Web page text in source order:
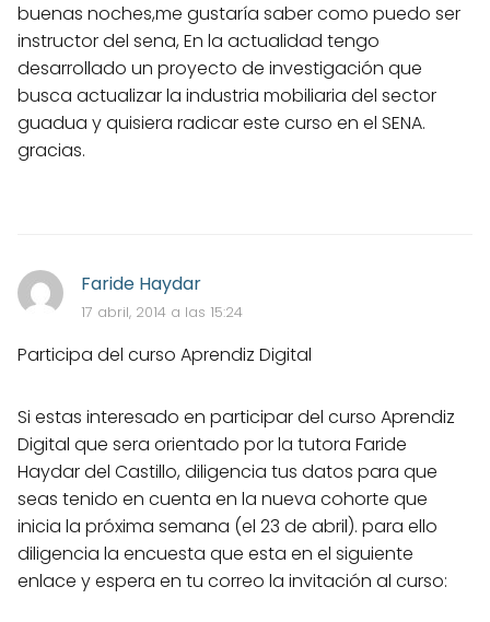
buenas noches,me gustaría saber como puedo ser
instructor del sena, En la actualidad tengo
desarrollado un proyecto de investigación que
busca actualizar la industria mobiliaria del sector
guadua y quisiera radicar este curso en el SENA.
gracias.
Faride Haydar
17 abril, 2014 a las 15:24
Participa del curso Aprendiz Digital
Si estas interesado en participar del curso Aprendiz
Digital que sera orientado por la tutora Faride
Haydar del Castillo, diligencia tus datos para que
seas tenido en cuenta en la nueva cohorte que
inicia la próxima semana (el 23 de abril). para ello
diligencia la encuesta que esta en el siguiente
enlace y espera en tu correo la invitación al curso: